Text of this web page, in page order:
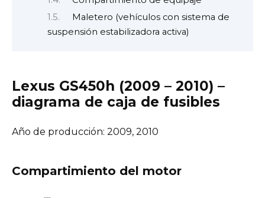
Maletero (vehículos con sistema de
suspensión estabilizadora activa)
Lexus GS450h (2009 – 2010) –
diagrama de caja de fusibles
Año de producción: 2009, 2010
Compartimiento del motor